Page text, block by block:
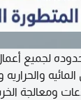
لجميع
ومعالجة